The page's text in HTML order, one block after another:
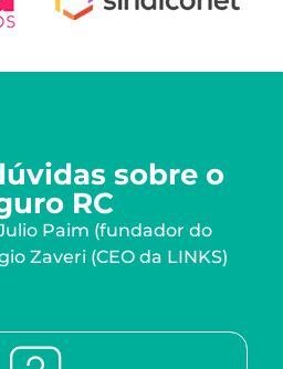
sobre o
RC
Paim (fundador do
Zaveri (CEO da LINKS)